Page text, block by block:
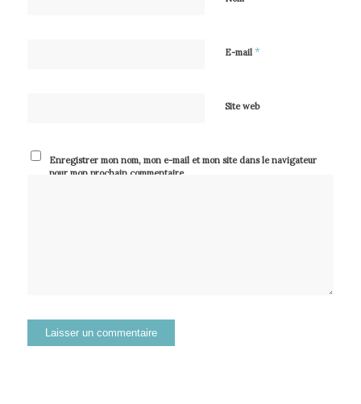
E-mail *
Site web
Enregistrer mon nom, mon e-mail et mon site dans le navigateur
pour mon prochain commentaire.